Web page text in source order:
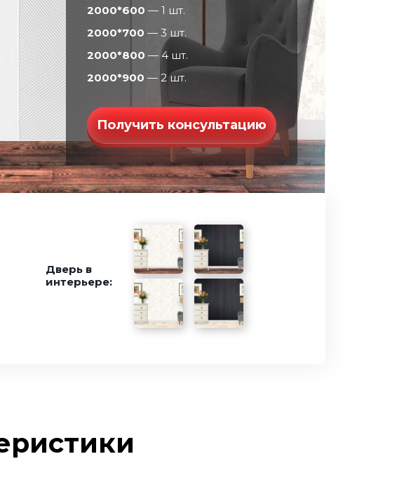
2000*600 — 1 шт.
2000*700 — 3 шт.
2000*800 — 4 шт.
2000*900 — 2 шт.
Получить консультацию
Дверь в
интерьере: